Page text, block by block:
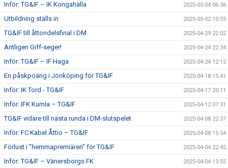
Inför: TG&IF – IK Kongahälla 2025-05-04 06:36
Utbildning ställs in 2025-05-02 10:59
TG&IF till åttondelsfinal i DM 2025-04-29 22:02
Äntligen Giff-seger! 2025-04-24 22:34
Inför: TG&IF – IF Haga 2025-04-24 12:12
En påskpoäng i Jönköping för TG&IF 2025-04-18 15:41
Inför: IK Tord - TG&IF 2025-04-17 20:11
Inför: IFK Kumla – TG&IF 2025-04-12 07:31
TG&IF vidare till nästa runda i DM-slutspelet 2025-04-08 22:37
Inför: FC Kabel Åttio – TG&IF 2025-04-08 15:54
Förlust i ”hemmapremiären” för TG&IF 2025-04-04 22:45
Inför: TG&IF – Vänersborgs FK 2025-04-04 13:55